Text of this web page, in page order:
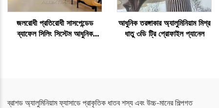
জলরোধী প্রতিরোধী সাসপেন্ডেড
ব্যাফেল সিলিং সিস্টেম আধুনিক
আধুনিক তরঙ্গাকার অ্যালুমিনিয়াম মিশ্র
ধাতু ৩ডি ট্রি প্রোফাইল প্যানেল
ব্রাশড অ্যালুমিনিয়াম ফ্যাসাডে প্রাকৃতিক ধাতব শস্য এবং উচ্চ-মানের শিল্পগত